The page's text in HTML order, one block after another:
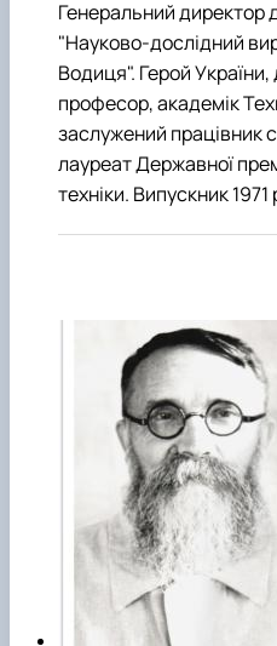
Генеральний директор
"Науково-дослідний
Водиця". Герой
професор, академік
заслужений працівник
лауреат Державної
техніки. Випускник 1971